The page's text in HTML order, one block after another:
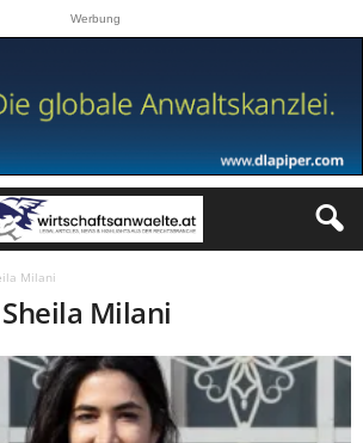
Werbung
Milani
Milani